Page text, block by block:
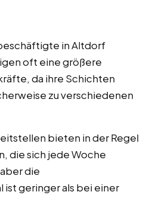
in Altdorf
oft eine größere
da ihre Schichten
zu verschiedenen
bieten in der Regel
die sich jede Woche
die
ist geringer als bei einer